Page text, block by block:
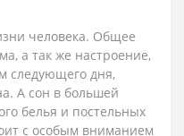
человека. Общее
а так же настроение,
следующего дня,
А сон в большей
белья и постельных
с особым вниманием